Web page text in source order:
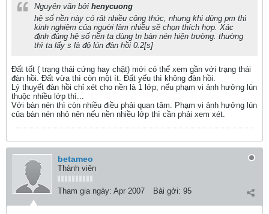
Nguyên văn bởi henycuong
hệ số nền này có rât nhiều công thức, nhưng khi dùng pm thì
kinh nghiệm của người làm nhiều sẽ chọn thích hợp. Xác
định đúng hệ số nền ta dùng tn bàn nén hiện trường. thường
thì ta lấy s là độ lún đàn hồi 0.2[s]
Đất tốt ( trạng thái cứng hay chặt) mới có thể xem gần với trạng thái
đàn hồi. Đất vừa thì còn một ít. Đất yếu thì không đàn hồi.
Lý thuyết đàn hồi chỉ xét cho nền là 1 lớp, nếu phạm vi ảnh hưởng lún
thuộc nhiều lớp thì...
Với bàn nén thì còn nhiều điều phải quan tâm. Phạm vi ảnh hưởng lún
của bàn nén nhỏ nên nếu nền nhiều lớp thì cần phải xem xét.
betameo
Thành viên
Tham gia ngày: Apr 2007 Bài gởi: 95